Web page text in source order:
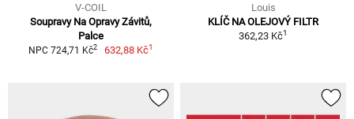
V-COIL
Soupravy Na Opravy Závitů,
Palce
NPC 724,71 Kč2 632,88 Kč1
Louis
KLÍČ NA OLEJOVÝ FILTR
362,23 Kč1